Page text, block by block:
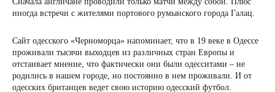
иногда встречи с жителями портового румынского города Галац.
Сайт одесского «Черноморца» напоминает, что в 19 веке в Одессе
проживали тысячи выходцев из различных стран Европы и
отстаивает мнение, что фактически они были одесситами – не
родились в нашем городе, но постоянно в нем проживали. И от
одесских британцев ведет свою историю одесский футбол.